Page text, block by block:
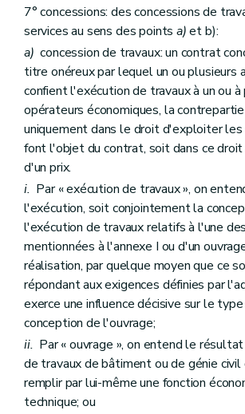
7° concessions: des concessions de
services au sens des points a)et b):
a) concession de travaux: un contrat
titre onéreux par lequel un ou plusieurs
confient l'exécution de travaux à un ou à
opérateurs économiques, la
uniquement dans le droit d'exploiter les
font l'objet du contrat, soit dans ce droit
d'un prix.
i. Par « exécution de travaux », on
l'exécution, soit conjointement la
l'exécution de travaux relatifs à l'une
mentionnées à l'annexe I ou d'un
réalisation, par quelque moyen que ce
répondant aux exigences définies par
exerce une influence décisive sur le
conception de l'ouvrage;
ii. Par « ouvrage », on entend le
de travaux de bâtiment ou de génie civil
remplir par lui-même une fonction
technique; ou